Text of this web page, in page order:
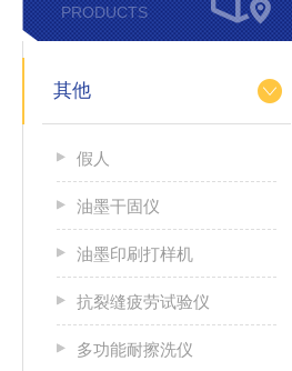
PRODUCTS
其他
假人
油墨干固仪
油墨印刷打样机
抗裂缝疲劳试验仪
多功能耐擦洗仪